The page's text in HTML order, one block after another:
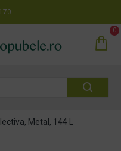
0
Metal, 144 L